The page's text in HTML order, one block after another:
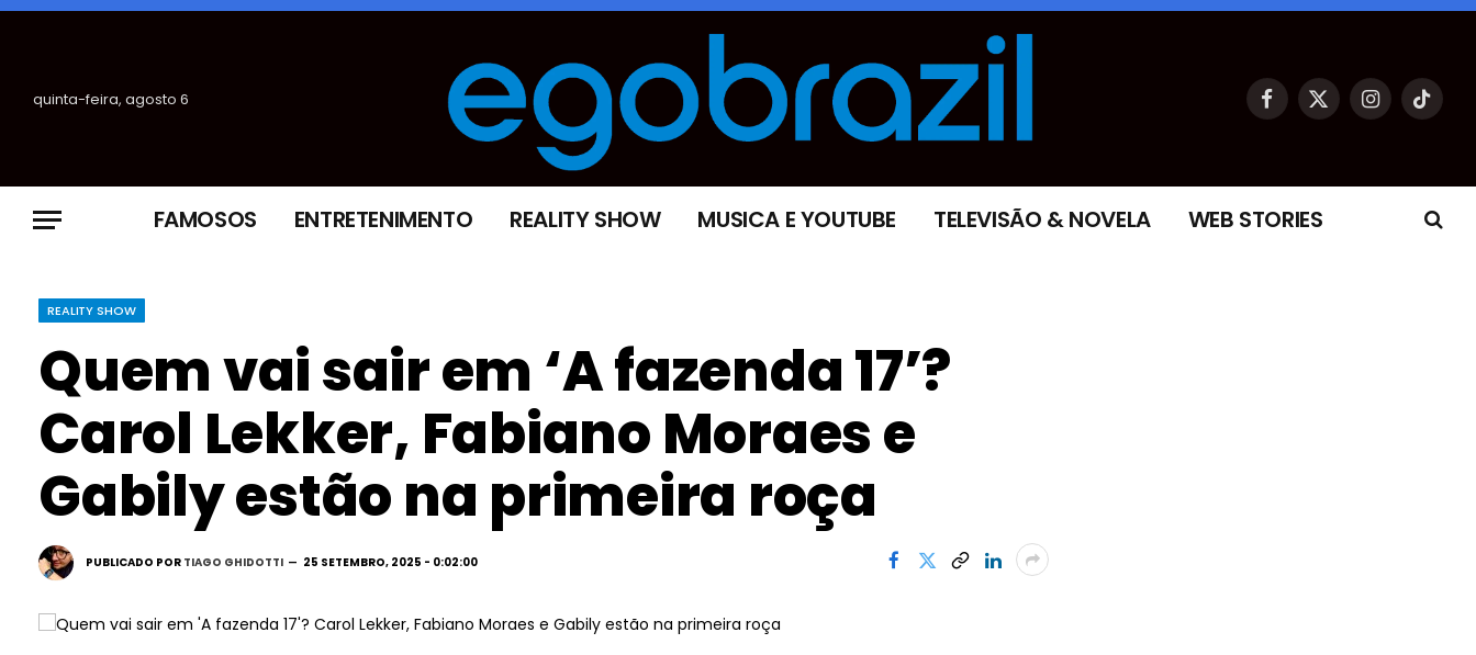
quinta-feira, agosto 6 Facebook
X
Instagram
TikTok
FAMOSOS ENTRETENIMENTO REALITY SHOW MUSICA E YOUTUBE TELEVISÃO & NOVELA WEB STORIES
REALITY SHOW
Quem vai sair em ‘A fazenda 17’?
Carol Lekker, Fabiano Moraes e
Gabily estão na primeira roça
PUBLICADO POR TIAGO GHIDOTTI 25 SETEMBRO, 2025 - 0:02:00